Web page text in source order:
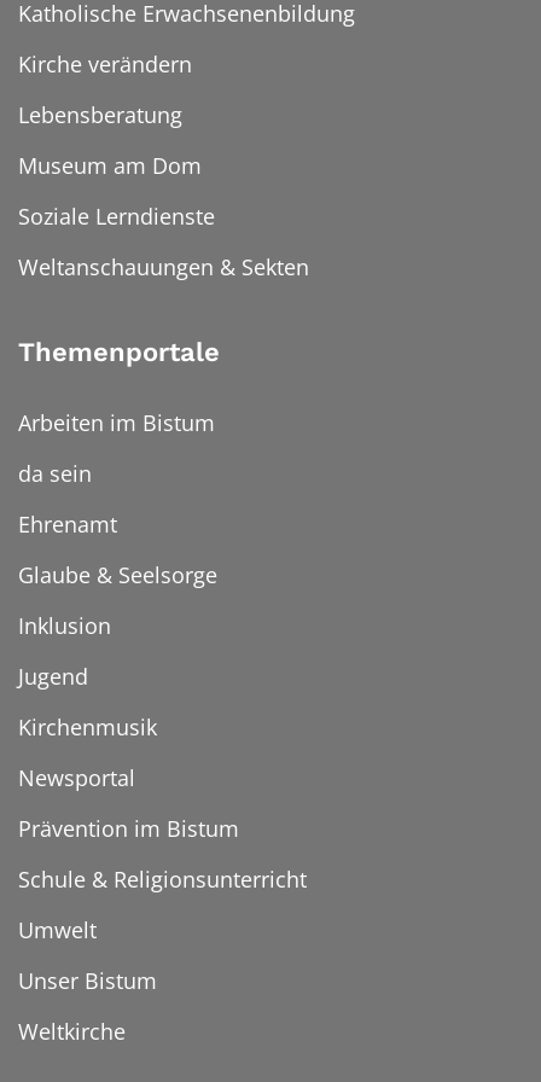
Katholische Erwachsenenbildung
Kirche verändern
Lebensberatung
Museum am Dom
Soziale Lerndienste
Weltanschauungen & Sekten
Themenportale
Arbeiten im Bistum
da sein
Ehrenamt
Glaube & Seelsorge
Inklusion
Jugend
Kirchenmusik
Newsportal
Prävention im Bistum
Schule & Religionsunterricht
Umwelt
Unser Bistum
Weltkirche